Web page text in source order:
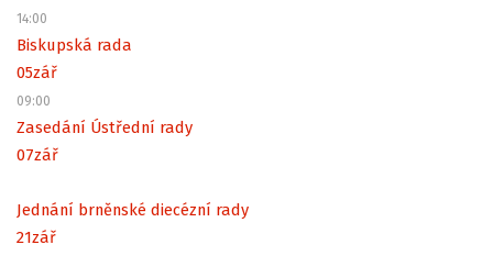
14:00
Biskupská rada
05zář
09:00
Zasedání Ústřední rady
07zář
Jednání brněnské diecézní rady
21zář